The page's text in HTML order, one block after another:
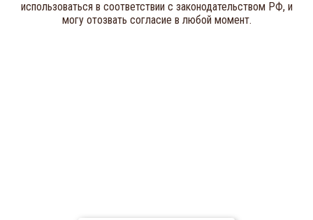
использоваться в соответствии с законодательством РФ, и
могу отозвать согласие в любой момент.